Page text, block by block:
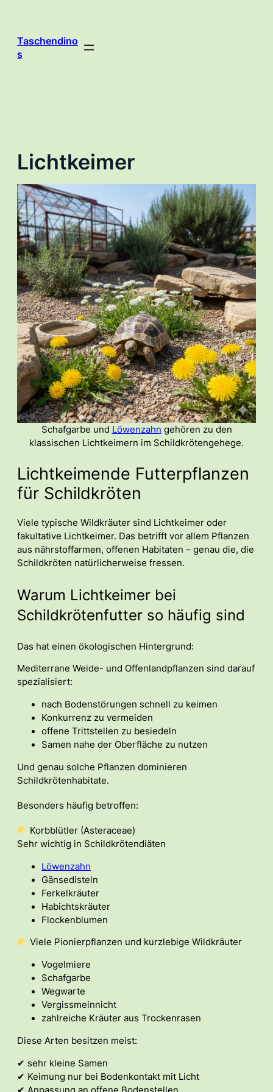
springen
Taschendino
s
Lichtkeimer
Schafgarbe und Löwenzahn gehören zu den
klassischen Lichtkeimern im Schildkrötengehege.
Lichtkeimende Futterpflanzen
für Schildkröten
Viele typische Wildkräuter sind Lichtkeimer oder
fakultative Lichtkeimer. Das betrifft vor allem Pflanzen
aus nährstoffarmen, offenen Habitaten – genau die, die
Schildkröten natürlicherweise fressen.
Warum Lichtkeimer bei
Schildkrötenfutter so häufig sind
Das hat einen ökologischen Hintergrund:
Mediterrane Weide- und Offenlandpflanzen sind darauf
spezialisiert:
nach Bodenstörungen schnell zu keimen
Konkurrenz zu vermeiden
offene Trittstellen zu besiedeln
Samen nahe der Oberfläche zu nutzen
Und genau solche Pflanzen dominieren
Schildkrötenhabitate.
Besonders häufig betroffen:
Korbblütler (Asteraceae)
Sehr wichtig in Schildkrötendiäten
Löwenzahn
Gänsedisteln
Ferkelkräuter
Habichtskräuter
Flockenblumen
Viele Pionierpflanzen und kurzlebige Wildkräuter
Vogelmiere
Schafgarbe
Wegwarte
Vergissmeinnicht
zahlreiche Kräuter aus Trockenrasen
Diese Arten besitzen meist:
✔ sehr kleine Samen
✔ Keimung nur bei Bodenkontakt mit Licht